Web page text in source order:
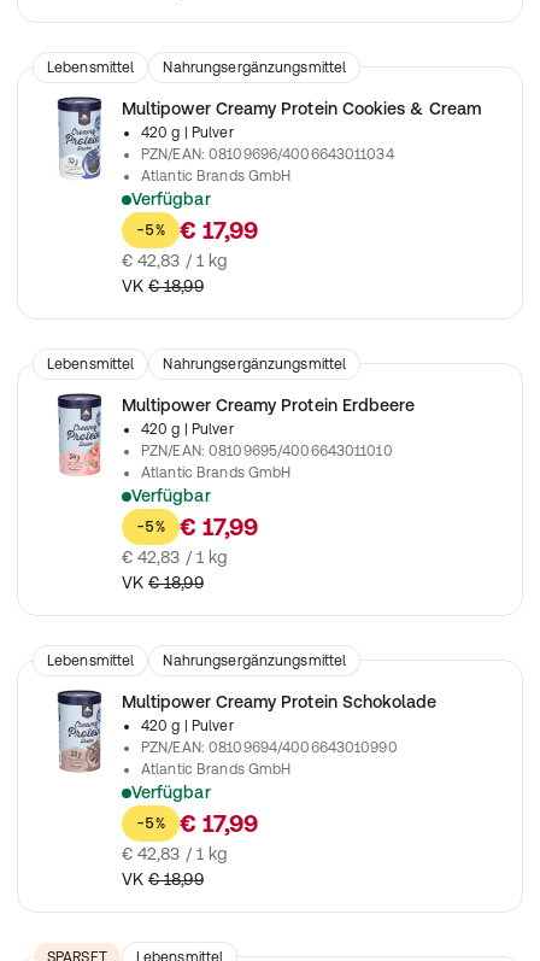
Lebensmittel Nahrungsergänzungsmittel
Multipower Creamy Protein Cookies & Cream
420 g
| Pulver
PZN/EAN:08109696/4006643011034
Atlantic Brands GmbH
Verfügbar
Zur Unterstützung beim Muskelaufbau
-5% € 17,99
€ 42,83 / 1 kg
VK € 18,99
Lebensmittel Nahrungsergänzungsmittel
Multipower Creamy Protein Erdbeere
420 g
| Pulver
PZN/EAN:08109695/4006643011010
Atlantic Brands GmbH
Verfügbar
Zur Unterstützung beim Muskelaufbau
-5% € 17,99
€ 42,83 / 1 kg
VK € 18,99
Lebensmittel Nahrungsergänzungsmittel
Multipower Creamy Protein Schokolade
420 g
| Pulver
PZN/EAN:08109694/4006643010990
Atlantic Brands GmbH
Verfügbar
Zur Unterstützung beim Muskelaufbaui
-5% € 17,99
€ 42,83 / 1 kg
VK € 18,99
SPARSET Lebensmittel